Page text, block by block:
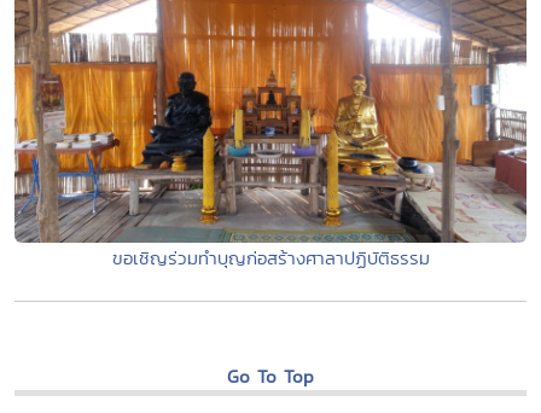
ขอเชิญร่วมทำบุญก่อสร้างศาลาปฏิบัติธรรม
Go To Top